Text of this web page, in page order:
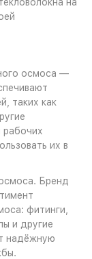
осмоса —
таких как
рабочих
их в
Бренд
фитинги,
и другие
надёжную